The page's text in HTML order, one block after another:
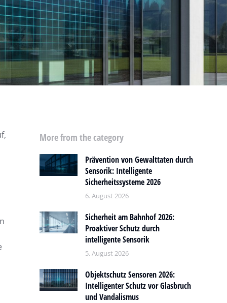
More from the category
Prävention von Gewalttaten durch
Sensorik: Intelligente
Sicherheitssysteme 2026
6. August 2026
Sicherheit am Bahnhof 2026:
Proaktiver Schutz durch
intelligente Sensorik
5. August 2026
Objektschutz Sensoren 2026:
Intelligenter Schutz vor Glasbruch
und Vandalismus